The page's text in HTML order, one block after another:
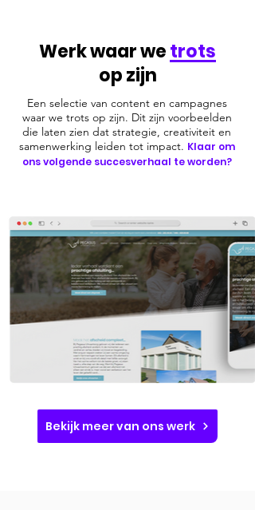
Werk waar wetrots
op zijn
Een selectie van content en campagnes
waar we trots op zijn. Dit zijn voorbeelden
die laten zien dat strategie, creativiteit en
samenwerking leiden tot impact. Klaar om
ons volgende succesverhaal te worden?
Bekijk meer van ons werk